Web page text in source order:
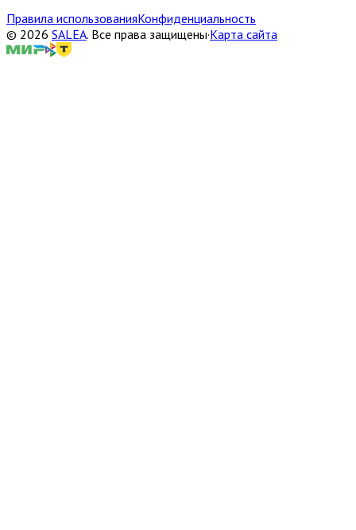
Правила использованияКонфиденциальность
© 2026 SALEA. Все права защищены·Карта сайта